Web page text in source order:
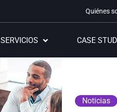
Quiénes
SERVICIOS CASE
Noticias